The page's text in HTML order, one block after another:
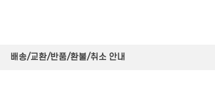
배송/교환/반품/환불/취소 안내